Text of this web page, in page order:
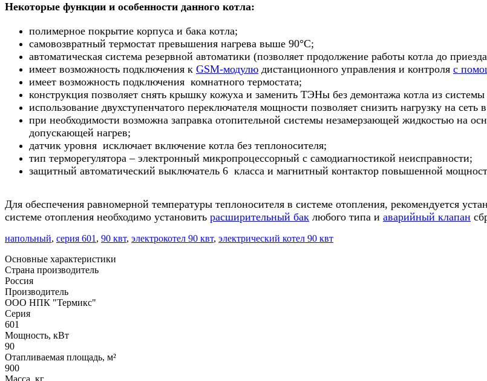
Некоторые функции и особенности данного котла:
полимерное покрытие корпуса и бака котла;
самовозвратный термостат превышения нагрева выше 90°С;
автоматическая система резервной автоматики (позволяет продолжение работы котла до
имеет возможность подключения к GSM-модулю дистанционного управления и контроля с
имеет возможность подключения комнатного термостата;
конструкция позволяет снять крышку кожуха и заменить ТЭНы без демонтажа котла из
использование двухступенчатого переключателя мощности позволяет снизить нагрузку на сеть
при необходимости возможна заправка отопительной системы незамерзающей жидкостью на
допускающей нагрев;
датчик уровня исключает включение котла без теплоносителя;
тип терморегулятора – электронный микропроцессорный с самодиагностикой неисправности;
защитный автоматический выключатель 6 класса и магнитный контактор повышенной
Для обеспечения равномерной температуры теплоносителя в системе отопления, рекомендуется
системе отопления необходимо установить расширительный бак любого типа и аварийный клапан
напольный, серия 601 , 90 квт, электрокотел 90 квт, электрический котел 90 квт
Основные характеристики
Страна производитель
Россия
Производитель
ООО НПК "Термикс"
Серия
601
Мощность, кВт
90
Отапливаемая площадь, м²
900